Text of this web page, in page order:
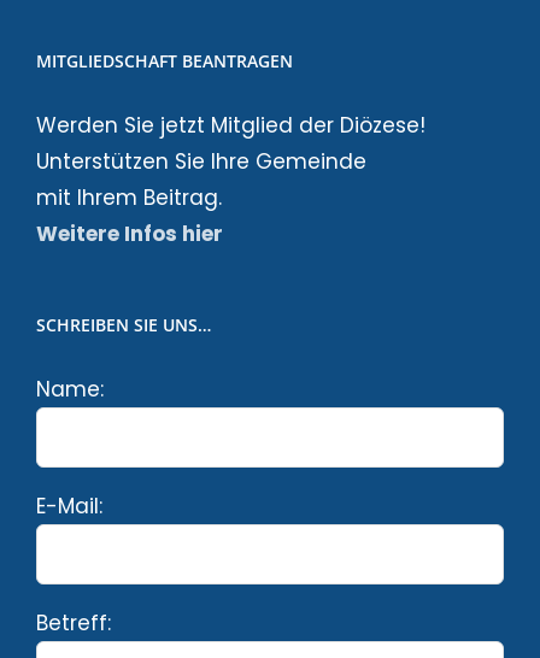
MITGLIEDSCHAFT BEANTRAGEN
Werden Sie jetzt Mitglied der Diözese!
Unterstützen Sie Ihre Gemeinde
mit Ihrem Beitrag.
Weitere Infos hier
SCHREIBEN SIE UNS…
Name:
E-Mail:
Betreff: